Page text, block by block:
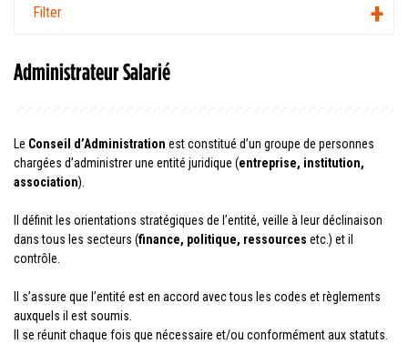
Filter
Administrateur Salarié
Le Conseil d’Administration est constitué d’un groupe de personnes
chargées d’administrer une entité juridique (entreprise, institution,
association).
Il définit les orientations stratégiques de l’entité, veille à leur déclinaison
dans tous les secteurs (finance, politique, ressources etc.) et il
contrôle.
Il s’assure que l’entité est en accord avec tous les codes et règlements
auxquels il est soumis.
Il se réunit chaque fois que nécessaire et/ou conformément aux statuts.